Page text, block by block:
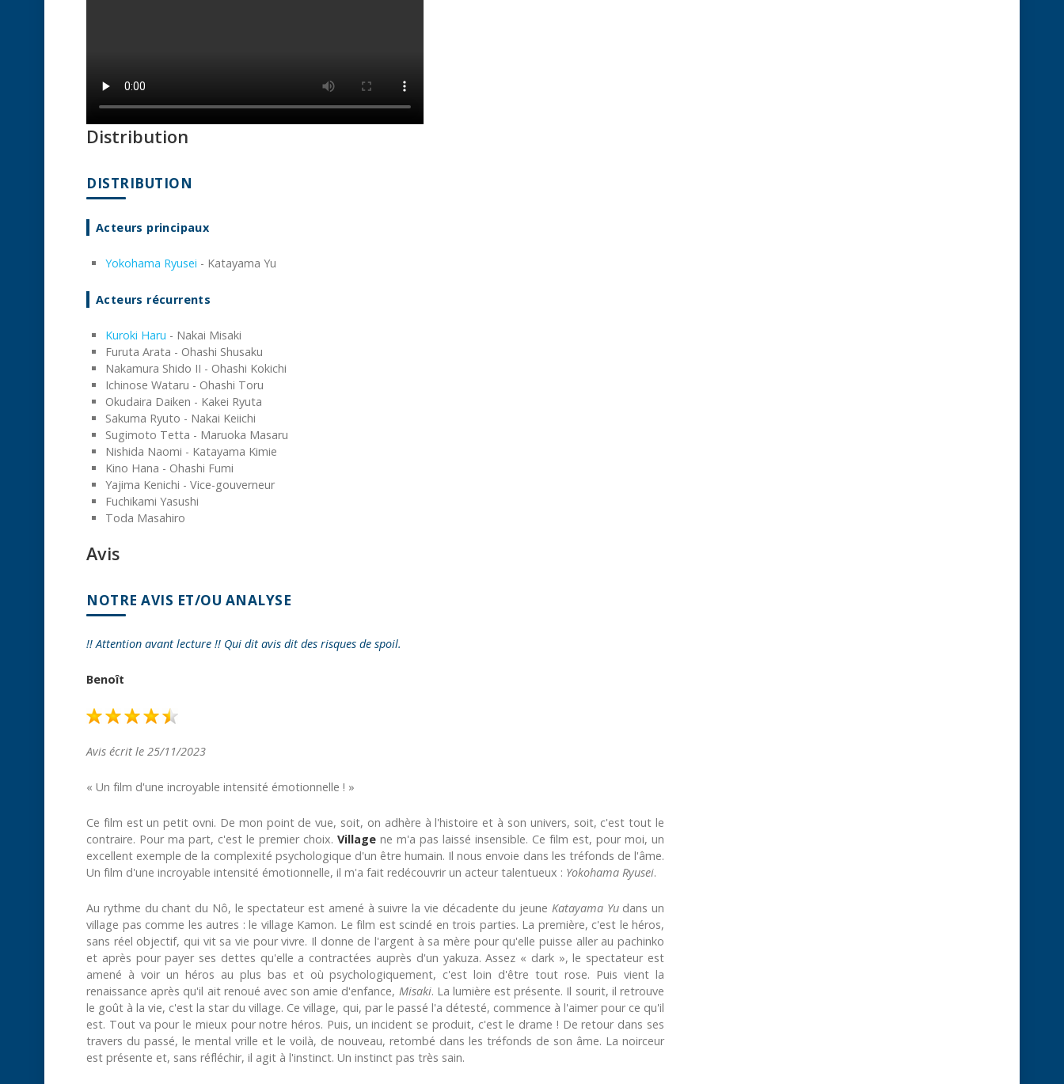
Distribution
DISTRIBUTION
Acteurs principaux
Yokohama Ryusei - Katayama Yu
Acteurs récurrents
Kuroki Haru - Nakai Misaki
Furuta Arata - Ohashi Shusaku
Nakamura Shido II - Ohashi Kokichi
Ichinose Wataru - Ohashi Toru
Okudaira Daiken - Kakei Ryuta
Sakuma Ryuto - Nakai Keiichi
Sugimoto Tetta - Maruoka Masaru
Nishida Naomi - Katayama Kimie
Kino Hana - Ohashi Fumi
Yajima Kenichi - Vice-gouverneur
Fuchikami Yasushi
Toda Masahiro
Avis
NOTRE AVIS ET/OU ANALYSE
!! Attention avant lecture !! Qui dit avis dit des risques de spoil.
Benoît
Avis écrit le 25/11/2023
« Un film d'une incroyable intensité émotionnelle ! »
Ce film est un petit ovni. De mon point de vue, soit, on adhère à l'histoire et à son univers, soit, c'est tout le
contraire. Pour ma part, c'est le premier choix. Village ne m'a pas laissé insensible. Ce film est, pour moi, un
excellent exemple de la complexité psychologique d'un être humain. Il nous envoie dans les tréfonds de l'âme.
Un film d'une incroyable intensité émotionnelle, il m'a fait redécouvrir un acteur talentueux : Yokohama Ryusei.
Au rythme du chant du Nô, le spectateur est amené à suivre la vie décadente du jeune Katayama Yudans un
village pas comme les autres : le village Kamon. Le film est scindé en trois parties. La première, c'est le héros,
sans réel objectif, qui vit sa vie pour vivre. Il donne de l'argent à sa mère pour qu'elle puisse aller au pachinko
et après pour payer ses dettes qu'elle a contractées auprès d'un yakuza. Assez « dark », le spectateur est
amené à voir un héros au plus bas et où psychologiquement, c'est loin d'être tout rose. Puis vient la
renaissance après qu'il ait renoué avec son amie d'enfance, Misaki. La lumière est présente. Il sourit, il retrouve
le goût à la vie, c'est la star du village. Ce village, qui, par le passé l'a détesté, commence à l'aimer pour ce qu'il
est. Tout va pour le mieux pour notre héros. Puis, un incident se produit, c'est le drame ! De retour dans ses
travers du passé, le mental vrille et le voilà, de nouveau, retombé dans les tréfonds de son âme. La noirceur
est présente et, sans réfléchir, il agit à l'instinct. Un instinct pas très sain.